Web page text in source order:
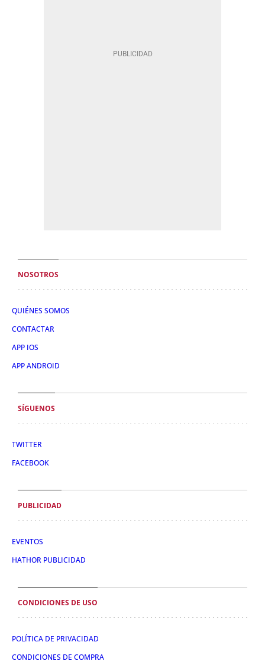
NOSOTROS
QUIÉNES SOMOS
CONTACTAR
APP IOS
APP ANDROID
SÍGUENOS
TWITTER
FACEBOOK
PUBLICIDAD
EVENTOS
HATHOR PUBLICIDAD
CONDICIONES DE USO
POLÍTICA DE PRIVACIDAD
CONDICIONES DE COMPRA